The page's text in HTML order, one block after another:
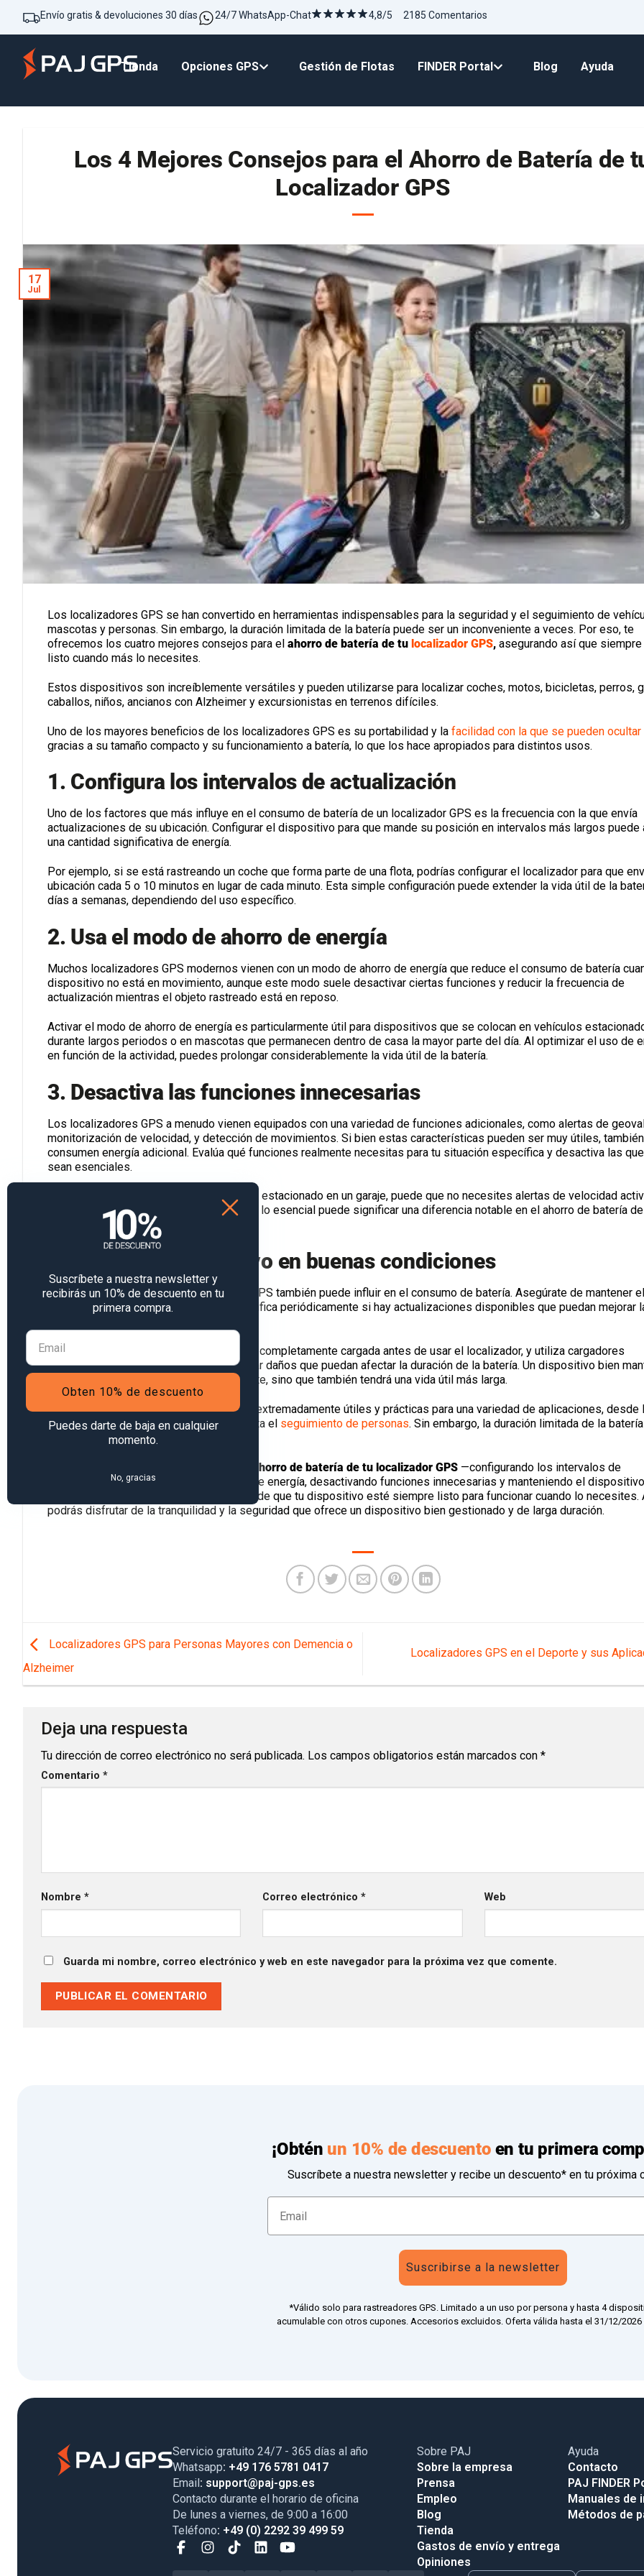
Envío gratis & devoluciones 30 días 24/7 WhatsApp-Chat 4,8/5 2185 Comentarios
Tienda Opciones GPS Gestión de Flotas FINDER Portal Blog Ayuda
Los 4 Mejores Consejos para el Ahorro de Batería de
Localizador GPS
17
Jul
Los localizadores GPS se han convertido en herramientas indispensables para la seguridad y el seguimiento de
mascotas y personas. Sin embargo, la duración limitada de la batería puede ser un inconveniente a veces. Por eso, te
ofrecemos los cuatro mejores consejos para el ahorro de batería de tu localizador GPS, asegurando así que
listo cuando más lo necesites.
Estos dispositivos son increíblemente versátiles y pueden utilizarse para localizar coches, motos, bicicletas, perros,
caballos, niños, ancianos con Alzheimer y excursionistas en terrenos difíciles.
Uno de los mayores beneficios de los localizadores GPS es su portabilidad y la facilidad con la que se pueden ocultar
gracias a su tamaño compacto y su funcionamiento a batería, lo que los hace apropiados para distintos usos.
1. Configura los intervalos de actualización
Uno de los factores que más influye en el consumo de batería de un localizador GPS es la frecuencia con la que envía
actualizaciones de su ubicación. Configurar el dispositivo para que mande su posición en intervalos más largos puede
una cantidad significativa de energía.
Por ejemplo, si se está rastreando un coche que forma parte de una flota, podrías configurar el localizador para que
ubicación cada 5 o 10 minutos en lugar de cada minuto. Esta simple configuración puede extender la vida útil de la
días a semanas, dependiendo del uso específico.
2. Usa el modo de ahorro de energía
Muchos localizadores GPS modernos vienen con un modo de ahorro de energía que reduce el consumo de batería
dispositivo no está en movimiento, aunque este modo suele desactivar ciertas funciones y reducir la frecuencia de
actualización mientras el objeto rastreado está en reposo.
Activar el modo de ahorro de energía es particularmente útil para dispositivos que se colocan en vehículos
durante largos periodos o en mascotas que permanecen dentro de casa la mayor parte del día. Al optimizar el uso de
en función de la actividad, puedes prolongar considerablemente la vida útil de la batería.
3. Desactiva las funciones innecesarias
Los localizadores GPS a menudo vienen equipados con una variedad de funciones adicionales, como alertas de
monitorización de velocidad, y detección de movimientos. Si bien estas características pueden ser muy útiles, también
consumen energía adicional. Evalúa qué funciones realmente necesitas para tu situación específica y desactiva las
sean esenciales.
Por ejemplo, si estás rastreando un coche estacionado en un garaje, puede que no necesites alertas de velocidad
Simplificar las funciones del dispositivo a lo esencial puede significar una diferencia notable en el ahorro de batería
4. Mantén el dispositivo en buenas condiciones
El mantenimiento regular del localizador GPS también puede influir en el consumo de batería. Asegúrate de mantener el
dispositivo limpio y en buen estado, y verifica periódicamente si hay actualizaciones disponibles que puedan mejorar
Además, asegúrate de que la batería esté completamente cargada antes de usar el localizador, y utiliza cargadores
recomendados por el fabricante para evitar daños que puedan afectar la duración de la batería. Un dispositivo bien
no solo funcionará de manera más eficiente, sino que también tendrá una vida útil más larga.
Los localizadores GPS son herramientas extremadamente útiles y prácticas para una variedad de aplicaciones, desde
localización de vehículos y mascotas hasta el seguimiento de personas. Sin embargo, la duración limitada de la
ser una preocupación importante.
ahorro de batería de tu localizador GPS —configurando los intervalos de
actualización, usando el modo de ahorro de energía, desactivando funciones innecesarias y manteniendo el
buenas condiciones— puedes asegurarte de que tu dispositivo esté siempre listo para funcionar cuando lo necesites.
podrás disfrutar de la tranquilidad y la seguridad que ofrece un dispositivo bien gestionado y de larga duración.
Localizadores GPS para Personas Mayores con Demencia o
Alzheimer
Localizadores GPS en el Deporte y sus
Deja una respuesta
Tu dirección de correo electrónico no será publicada. Los campos obligatorios están marcados con *
Comentario *
Nombre * Correo electrónico* Web
Guarda mi nombre, correo electrónico y web en este navegador para la próxima vez que comente.
¡Obtén un 10% de descuentoen tu primera
Suscríbete a nuestra newsletter y recibe un descuento* en tu próxima
Suscribirse a la newsletter
*Válido solo para rastreadores GPS. Limitado a un uso por persona y hasta 4
acumulable con otros cupones. Accesorios excluidos. Oferta válida hasta el 31/12/2026
Servicio gratuito 24/7 - 365 días al año
Whatsapp: +49 176 5781 0417
Email : support@paj-gps.es
Contacto durante el horario de oficina
De lunes a viernes, de 9:00 a 16:00
Teléfono: +49 (0) 2292 39 499 59
Sobre PAJ
Sobre la empresa
Prensa
Empleo
Blog
Tienda
Gastos de envío y entrega
Opiniones
Ayuda
Contacto
PAJ FINDER
Manuales de
Métodos de
Suscríbete a nuestra newsletter y
recibirás un 10% de descuento en tu
primera compra.
Obten 10% de descuento
Puedes darte de baja en cualquier
momento.
No, gracias